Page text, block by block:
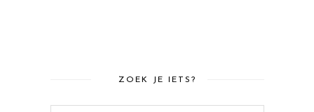
ZOEK JE IETS?